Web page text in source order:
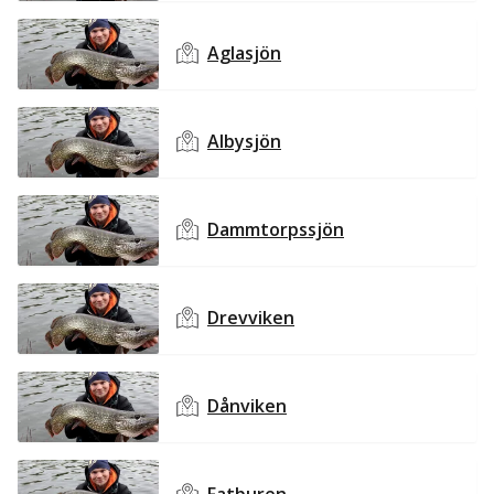
Aglasjön
Albysjön
Dammtorpssjön
Drevviken
Dånviken